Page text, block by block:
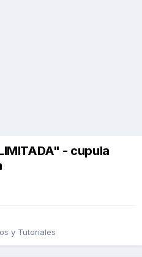
- cupula
y Tutoriales